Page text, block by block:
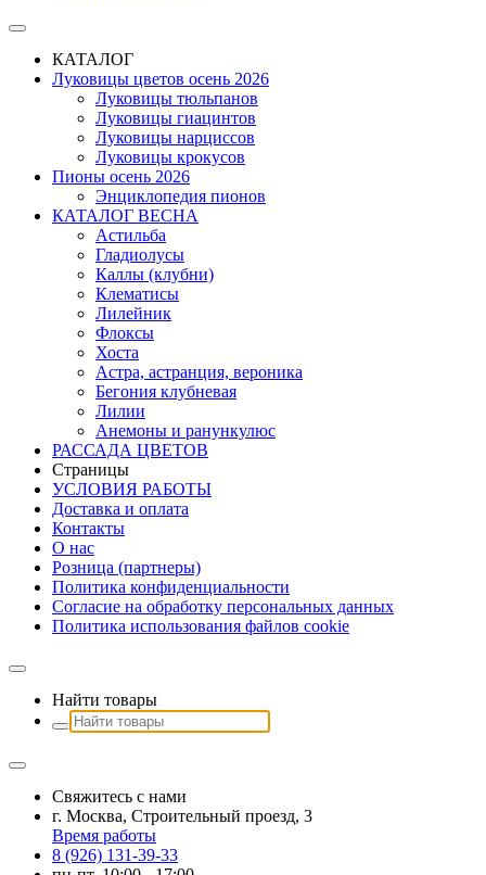
КАТАЛОГ
Луковицы цветов осень 2026
Луковицы тюльпанов
Луковицы гиацинтов
Луковицы нарциссов
Луковицы крокусов
Пионы осень 2026
Энциклопедия пионов
КАТАЛОГ ВЕСНА
Астильба
Гладиолусы
Каллы (клубни)
Клематисы
Лилейник
Флоксы
Хоста
Астра, астранция, вероника
Бегония клубневая
Лилии
Анемоны и ранункулюс
РАССАДА ЦВЕТОВ
Страницы
УСЛОВИЯ РАБОТЫ
Доставка и оплата
Контакты
О наc
Розница (партнеры)
Политика конфиденциальности
Согласие на обработку персональных данных
Политика использования файлов сookie
Найти товары
Свяжитесь с нами
г. Москва, Строительный проезд, 3
Время работы
8 (926) 131-39-33